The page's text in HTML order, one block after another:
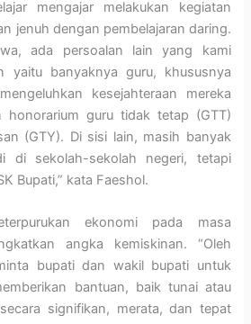
mengajar melakukan kegiatan
jenuh dengan pembelajaran daring.
ada persoalan lain yang kami
yaitu banyaknya guru, khususnya
kesejahteraan mereka
honorarium guru tidak tetap (GTT)
(GTY). Di sisi lain, masih banyak
di sekolah-sekolah negeri, tetapi
Bupati,” kata Faeshol.
ekonomi pada masa
angka kemiskinan. “Oleh
bupati dan wakil bupati untuk
bantuan, baik tunai atau
signifikan, merata, dan tepat